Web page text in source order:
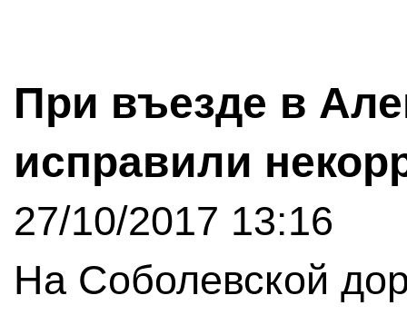
При въезде в
исправили
27/10/2017 13:16
На Соболевской